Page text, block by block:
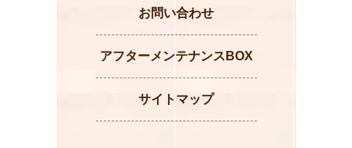
お問い合わせ
アフターメンテナンスBOX
サイトマップ